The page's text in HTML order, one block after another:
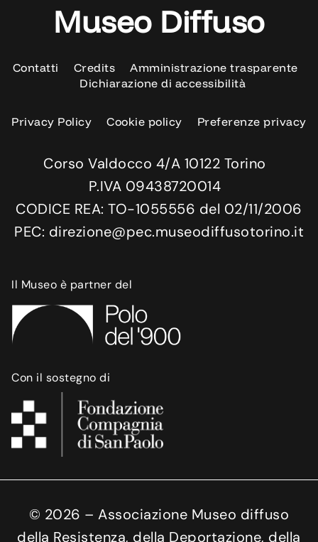
Museo Diffuso
Contatti Credits
Amministrazione trasparente
Dichiarazione di accessibilità
Privacy Policy Cookie policy Preferenze privacy
Corso Valdocco 4/A 10122 Torino
P.IVA 09438720014
CODICE REA: TO-1055556 del 02/11/2006
PEC: direzione@pec.museodiffusotorino.it
Il Museo è partner del
Con il sostegno di
© 2026 – Associazione Museo diffuso
della Resistenza, della Deportazione, della